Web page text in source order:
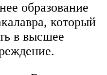
образование
который
в высшее